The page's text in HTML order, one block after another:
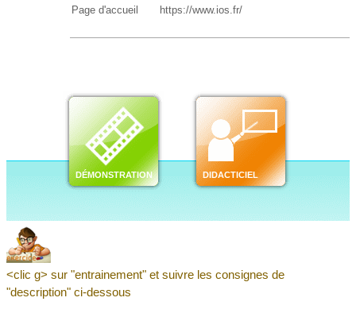
<clic g> sur "entrainement" et suivre les consignes de
"description" ci-dessous